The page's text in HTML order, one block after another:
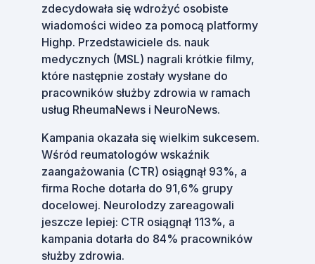
zdecydowała się wdrożyć osobiste
wiadomości wideo za pomocą platformy
Highp. Przedstawiciele ds. nauk
medycznych (MSL) nagrali krótkie filmy,
które następnie zostały wysłane do
pracowników służby zdrowia w ramach
usług RheumaNews i NeuroNews.
Kampania okazała się wielkim sukcesem.
Wśród reumatologów wskaźnik
zaangażowania (CTR) osiągnął 93%, a
firma Roche dotarła do 91,6% grupy
docelowej. Neurolodzy zareagowali
jeszcze lepiej: CTR osiągnął 113%, a
kampania dotarła do 84% pracowników
służby zdrowia.